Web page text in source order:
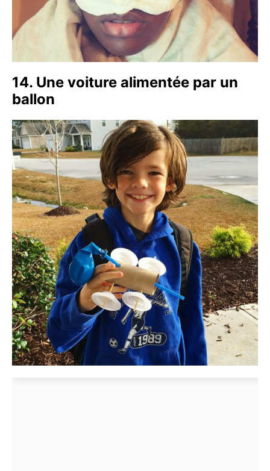
14. Une voiture alimentée par un
ballon